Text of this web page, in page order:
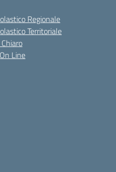
Regionale
Territoriale
Line